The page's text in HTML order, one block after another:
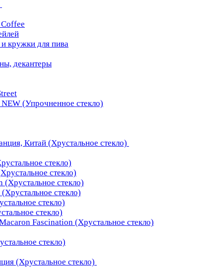
кружки для пива
декантеры
(Упрочненное стекло)
Китай (Хрустальное стекло)
стекло)
стекло)
стекло)
стекло)
стекло)
стекло)
Fascination (Хрустальное стекло)
стекло)
(Хрустальное стекло)